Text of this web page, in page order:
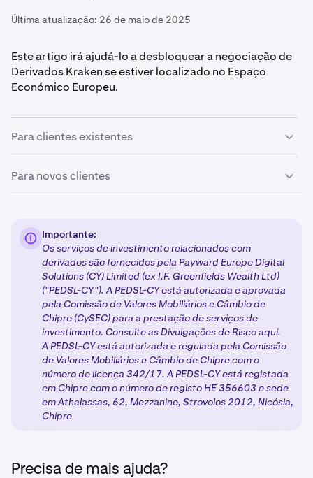
Última atualização: 26 de maio de 2025
Este artigo irá ajudá-lo a desbloquear a negociação de
Derivados Kraken se estiver localizado no Espaço
Económico Europeu.
Para clientes existentes
Se é um cliente existente, nenhuma ação é necessária
próximas semanas com mais informações sobre os
entidade regulada.
Para novos clientes
um processo simplificado para aceder a produtos
regulados pela MiFID II:
Criação e verificação de conta:Conclua oprocesso
de registopadrão da Kraken, incluindo averificação
de Nível 3 ou Nível 4.
Questionário e informações fiscais:Se selecionar
quaisquer produtos licenciados pela MiFID II, ser-
lhe-á solicitado que preencha o questionário de
adequação e forneça o seu NIF.
Ativar produtos:Assim que concluir os passos
necessários, os seus produtos escolhidos serão
cliente.
Importante:
Os serviços de investimento relacionados com
derivados são fornecidos pela Payward Europe Digital
Solutions (CY) Limited (ex I.F. Greenfields Wealth Ltd)
("PEDSL-CY"). A PEDSL-CY está autorizada e aprovada
pela Comissão de Valores Mobiliários e Câmbio de
Chipre (CySEC) para a prestação de serviços de
investimento. Consulte as Divulgações de Risco aqui.
A PEDSL-CY está autorizada e regulada pela Comissão
de Valores Mobiliários e Câmbio de Chipre com o
número de licença 342/17. A PEDSL-CY está registada
em Chipre com o número de registo HE 356603 e sede
em Athalassas, 62, Mezzanine, Strovolos 2012, Nicósia,
Chipre
Precisa de mais ajuda?